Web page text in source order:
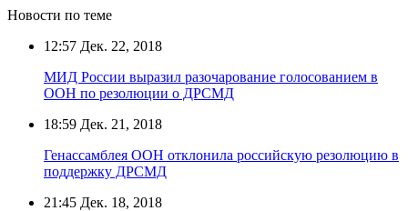
Новости по теме
12:57 Дек. 22, 2018
МИД России выразил разочарование голосованием в
ООН по резолюции о ДРСМД
18:59 Дек. 21, 2018
Генассамблея ООН отклонила российскую резолюцию в
поддержку ДРСМД
21:45 Дек. 18, 2018